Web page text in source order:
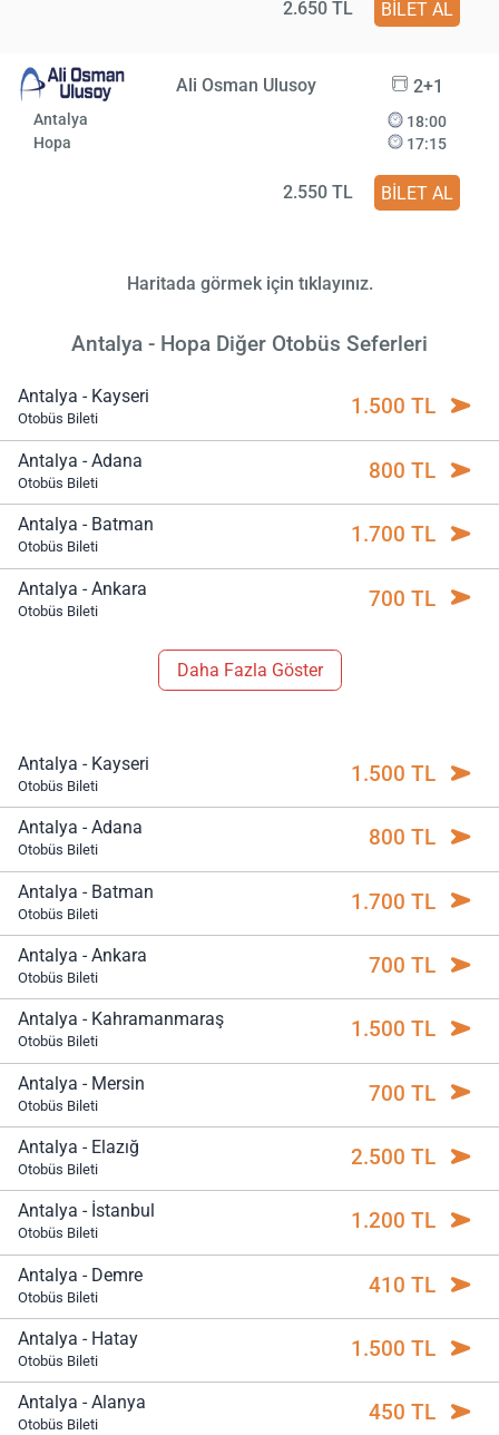
2.650 TL BİLET AL
Ali Osman Ulusoy 2+1
Antalya
Hopa
18:00
17:15
2.550 TL BİLET AL
Haritada görmek için tıklayınız.
Antalya - Hopa Diğer Otobüs Seferleri
Antalya - Kayseri
Otobüs Bileti 1.500 TL
Antalya - Adana
Otobüs Bileti 800 TL
Antalya - Batman
Otobüs Bileti 1.700 TL
Antalya - Ankara
Otobüs Bileti 700 TL
Daha Fazla Göster
Antalya - Kayseri
Otobüs Bileti 1.500 TL
Antalya - Adana
Otobüs Bileti 800 TL
Antalya - Batman
Otobüs Bileti 1.700 TL
Antalya - Ankara
Otobüs Bileti 700 TL
Antalya - Kahramanmaraş
Otobüs Bileti 1.500 TL
Antalya - Mersin
Otobüs Bileti 700 TL
Antalya - Elazığ
Otobüs Bileti 2.500 TL
Antalya - İstanbul
Otobüs Bileti 1.200 TL
Antalya - Demre
Otobüs Bileti 410 TL
Antalya - Hatay
Otobüs Bileti 1.500 TL
Antalya - Alanya
Otobüs Bileti 450 TL